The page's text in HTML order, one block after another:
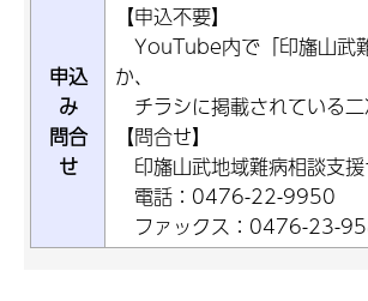
申込
み
問合
せ
【申込不要】
YouTube内で「印旛山武
か、
チラシに掲載されている
【問合せ】
印旛山武地域難病相談支
電話：0476-22-9950
ファックス：0476-23-